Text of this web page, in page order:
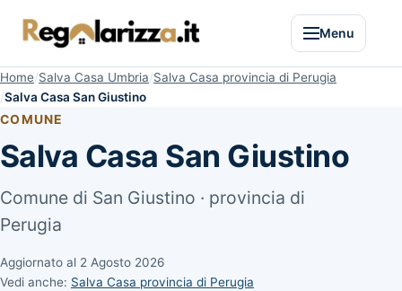
Menu
Home Salva Casa Umbria Salva Casa provincia di Perugia
Salva Casa San Giustino
COMUNE
Salva Casa San Giustino
Comune di San Giustino · provincia di
Perugia
Aggiornato al 2 Agosto 2026
Vedi anche: Salva Casa provincia di Perugia